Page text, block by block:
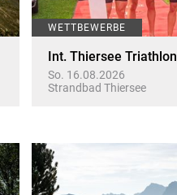
WETTBEWERBE
Int. Thiersee Triathlon
So. 16.08.2026
Strandbad Thiersee